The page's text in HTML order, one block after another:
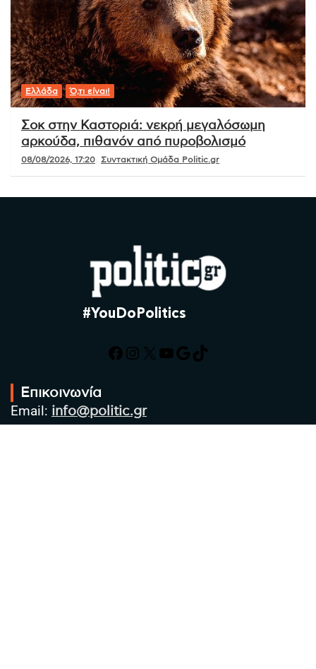
Ελλάδα Ό,τι είναι!
Σοκ στην Καστοριά: νεκρή μεγαλόσωμη
αρκούδα, πιθανόν από πυροβολισμό
08/08/2026, 17:20 Συντακτική Ομάδα Politic.gr
#YouDoPolitics
Facebook
Instagram
X YouTube
Google
TikTok
Επικοινωνία
Email: info@politic.gr
Τηλ: